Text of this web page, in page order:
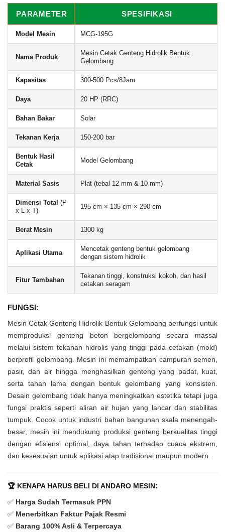
PARAMETER SPESIFIKASI
Model Mesin MCG-195G
Nama Produk
Mesin Cetak Genteng Hidrolik Bentuk
Gelombang
Kapasitas 300-500 Pcs/8Jam
Daya 20 HP (RRC)
Bahan Bakar Solar
Tekanan Kerja 150-200 bar
Bentuk Hasil
Cetak
Model Gelombang
Material Sasis Plat (tebal 12 mm & 10 mm)
Dimensi Total (P
x L x T)
195 cm × 135 cm × 290 cm
Berat Mesin 1300 kg
Aplikasi Utama
Mencetak genteng bentuk gelombang
dengan sistem hidrolik
Fitur Tambahan
Tekanan tinggi, konstruksi kokoh, dan hasil
cetakan seragam
FUNGSI:
Mesin Cetak Genteng Hidrolik Bentuk Gelombang berfungsi untuk
memproduksi genteng beton bergelombang secara massal
melalui sistem tekanan hidrolis yang tinggi pada cetakan (mold)
berprofil gelombang. Mesin ini memampatkan campuran semen,
pasir, dan air hingga menghasilkan genteng yang padat, kuat,
serta tahan lama dengan bentuk gelombang yang konsisten.
Desain gelombang tidak hanya meningkatkan estetika tetapi juga
fungsi praktis seperti aliran air hujan yang lancar dan stabilitas
tumpuk. Cocok untuk industri bahan bangunan skala menengah-
besar, mesin ini mendukung produksi genteng berkualitas tinggi
dengan efisiensi optimal, daya tahan terhadap cuaca ekstrem,
dan kesesuaian untuk aplikasi atap tradisional maupun modern.
🏆 KENAPA HARUS BELI DI ANDARO MESIN:
✅ Harga Sudah Termasuk PPN
✅ Menerbitkan Faktur Pajak Resmi
✅ Barang 100% Asli & Terpercaya